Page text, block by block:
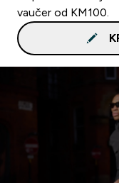
vaučer od KM100.